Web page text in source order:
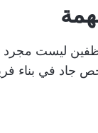
ليست
جاد في بناء